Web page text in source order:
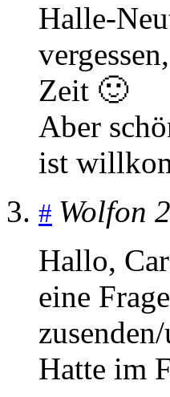
Halle-
Zeit 🙂
Aber
ist
# Wolfon
Hallo,
eine
Hatte im